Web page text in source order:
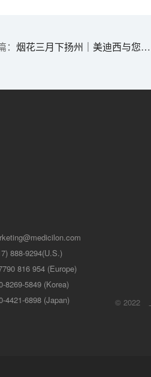
烟花三月下扬州｜美迪西与您相约生物医药产业创新发展大会，共探AOC研发新策略
888-9294(U.S.)
816 954 (Europe)
8269-5849 (Korea)
4421-6898 (Japan)
© 2022